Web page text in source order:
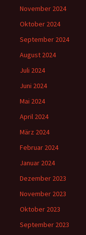
November 2024
Oktober 2024
September 2024
August 2024
Juli 2024
Juni 2024
Mai 2024
April 2024
März 2024
Februar 2024
Januar 2024
Dezember 2023
November 2023
Oktober 2023
September 2023